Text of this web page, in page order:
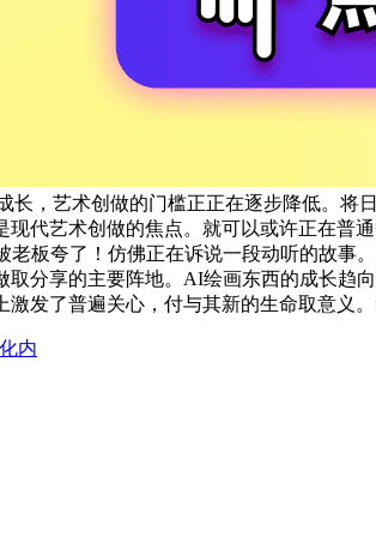
，艺术创做的门槛正正在逐步降低。将
代艺术创做的焦点。就可以或许正在普
板夸了！仿佛正在诉说一段动听的故事
分享的主要阵地。AI绘画东西的成长趋
发了普遍关心，付与其新的生命取意义
内